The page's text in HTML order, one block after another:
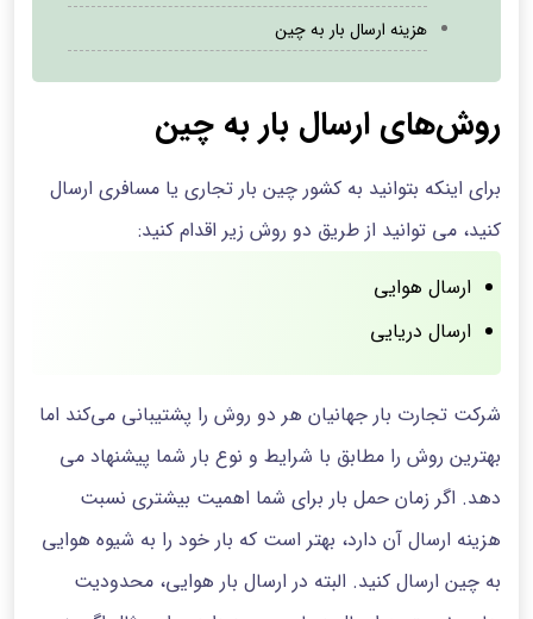
هزینه ارسال بار به چین
روش‌های ارسال بار به چین
برای اینکه بتوانید به کشور چین بار تجاری یا مسافری ارسال
کنید، می توانید از طریق دو روش زیر اقدام کنید:
ارسال هوایی
ارسال دریایی
شرکت تجارت بار جهانیان هر دو روش را پشتیبانی می‌کند اما
بهترین روش را مطابق با شرایط و نوع بار شما پیشنهاد می
دهد. اگر زمان حمل بار برای شما اهمیت بیشتری نسبت
هزینه ارسال آن دارد، بهتر است که بار خود را به شیوه هوایی
به چین ارسال کنید. البته در ارسال بار هوایی، محدودیت